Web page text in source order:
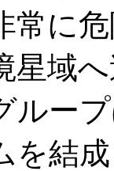
常に
星域
ルー
を結